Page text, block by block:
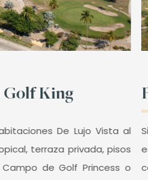
Golf King
De Lujo Vista al
terraza privada, pisos
de Golf Princess o